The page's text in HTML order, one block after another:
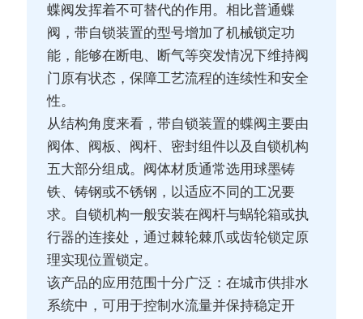
蝶阀发挥着不可替代的作用。相比普通蝶
阀，带自锁装置的型号增加了机械锁定功
能，能够在断电、断气等突发情况下维持阀
门原有状态，保障工艺流程的连续性和安全
性。
从结构角度来看，带自锁装置的蝶阀主要由
阀体、阀板、阀杆、密封组件以及自锁机构
五大部分组成。阀体材质通常选用球墨铸
铁、铸钢或不锈钢，以适应不同的工况要
求。自锁机构一般安装在阀杆与蜗轮箱或执
行器的连接处，通过棘轮棘爪或齿轮锁定原
理实现位置锁定。
该产品的应用范围十分广泛：在城市供排水
系统中，可用于控制水流量并保持稳定开